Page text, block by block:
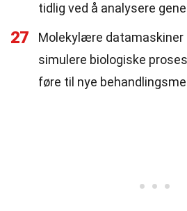
tidlig ved å analysere
27
Molekylære datamaskiner
simulere biologiske
føre til nye